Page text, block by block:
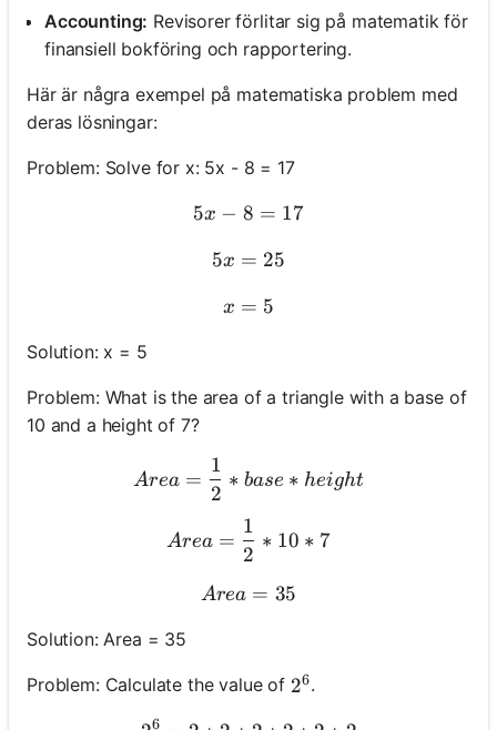
Accounting: Revisorer förlitar sig på matematik för
finansiell bokföring och rapportering.
Här är några exempel på matematiska problem med
deras lösningar:
Problem: Solve for x: 5x - 8 = 17
5x - 8 = 17
5x − 8 = 17
5x = 25
5x = 25
x = 5
x = 5
Solution: x = 5
Problem: What is the area of a triangle with a base of
10 and a height of 7?
Area = \frac{1}{2} * base
Area =
2
1
∗ base ∗ height
Area = \frac{1}{2} * 10 *
Area =
2
1
∗ 10 ∗ 7
Area = 35
Area = 35
Solution: Area = 35
Problem: Calculate the value of 2^6
26.
6